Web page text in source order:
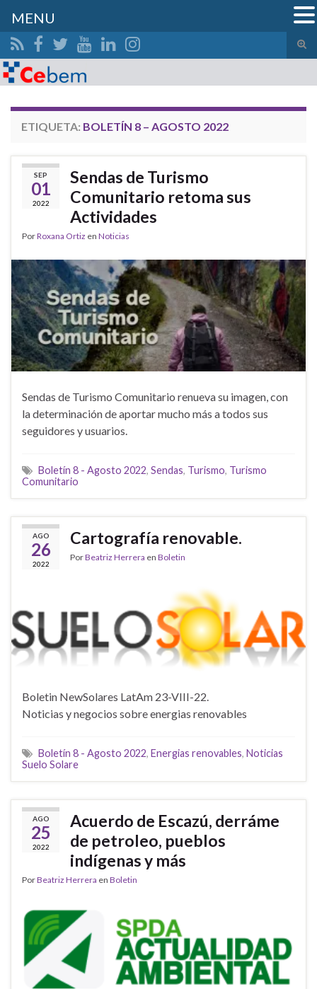
el
Search for:
ETIQUETA: BOLETÍN 8 – AGOSTO 2022
SEP
01
2022
Sendas de Turismo
Comunitario retoma sus
Actividades
PorRoxana Ortiz en Noticias
Sendas de Turismo Comunitario renueva su imagen, con
la determinación de aportar mucho más a todos sus
seguidores y usuarios.
Boletín 8 - Agosto 2022, Sendas, Turismo, Turismo
Comunitario
AGO
26
2022
Cartografía renovable.
PorBeatriz Herrera en Boletin
Boletin NewSolares LatAm 23-VIII-22.
Noticias y negocios sobre energias renovables
Boletín 8 - Agosto 2022, Energias renovables, Noticias
Suelo Solare
AGO
25
2022
Acuerdo de Escazú, derráme
de petroleo, pueblos
indígenas y más
PorBeatriz Herrera en Boletin
MENU